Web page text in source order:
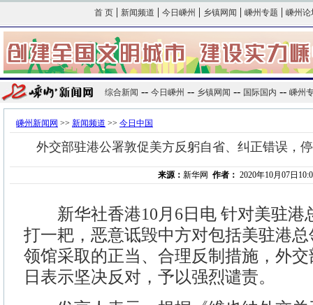
首 页 | 新闻频道 | 今日嵊州 | 乡镇网闻 | 嵊州专题 | 嵊州论
综合新闻 -- 今日嵊州 -- 乡镇网闻 -- 国际国内 -- 嵊州
嵊州新闻网 >> 新闻频道 >> 今日中国
外交部驻港公署敦促美方反躬自省、纠正错误，
来源： 新华网 作者： 2020年10月07日
新华社香港10月6日电 针对美驻港
打一耙，恶意诋毁中方对包括美驻港
领馆采取的正当、合理反制措施，外
日表示坚决反对，予以强烈谴责。